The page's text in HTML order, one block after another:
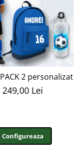
2 personalizat
249,00 Lei
Configureaza